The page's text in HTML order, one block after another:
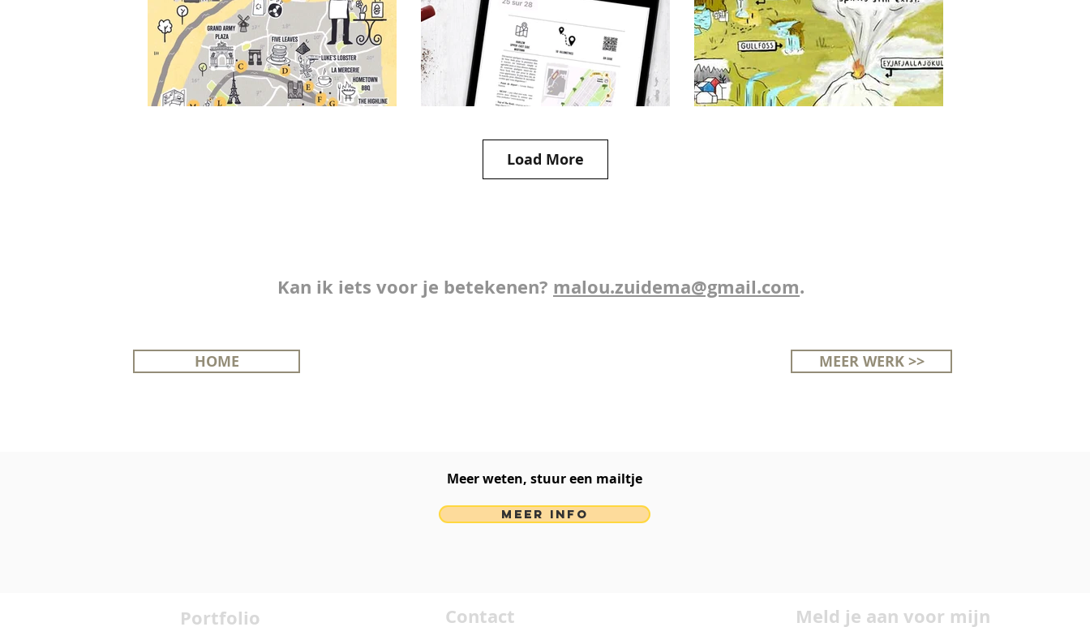
Load More
Kan ik iets voor je betekenen? malou.zuidema@gmail.com.
HOME MEER WERK >>
Meer weten, stuur een mailtje​
MEER INFO
Portfolio Contact Meld je aan voor mijn